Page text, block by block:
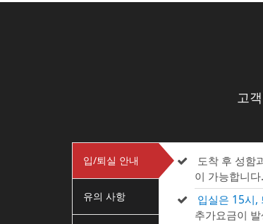
고
입/퇴실 안내
유의 사항
도착 후 성함
이 가능합니다.
입실은 15시,
추가요금이